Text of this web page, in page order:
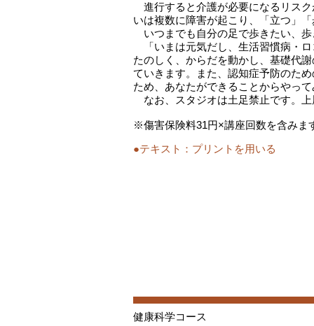
進行すると介護が必要になるリス
いは複数に障害が起こり、「立つ」
いつまでも自分の足で歩きたい、
「いまは元気だし、生活習慣病・
たのしく、からだを動かし、基礎代
ていきます。また、認知症予防のた
ため、あなたができることからやっ
なお、スタジオは土足禁止です。
※傷害保険料31円×講座回数を含みま
●テキスト： プリントを用いる
健康科学コース